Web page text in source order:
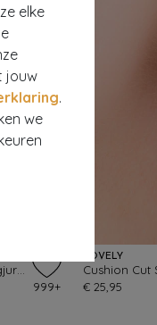
elke
jouw
.
we
Topvintage exclusive ~ Ruby swingjurk in bosgroen
999+
LOVELY
€ 25,95